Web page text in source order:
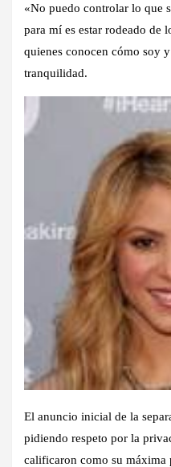
«No puedo controlar lo que
para mí es estar rodeado de
quienes conocen cómo soy
tranquilidad.
El anuncio inicial de la
pidiendo respeto por la
calificaron como su máxima